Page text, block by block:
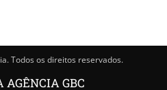
Todos os direitos reservados.
AGÊNCIA GBC